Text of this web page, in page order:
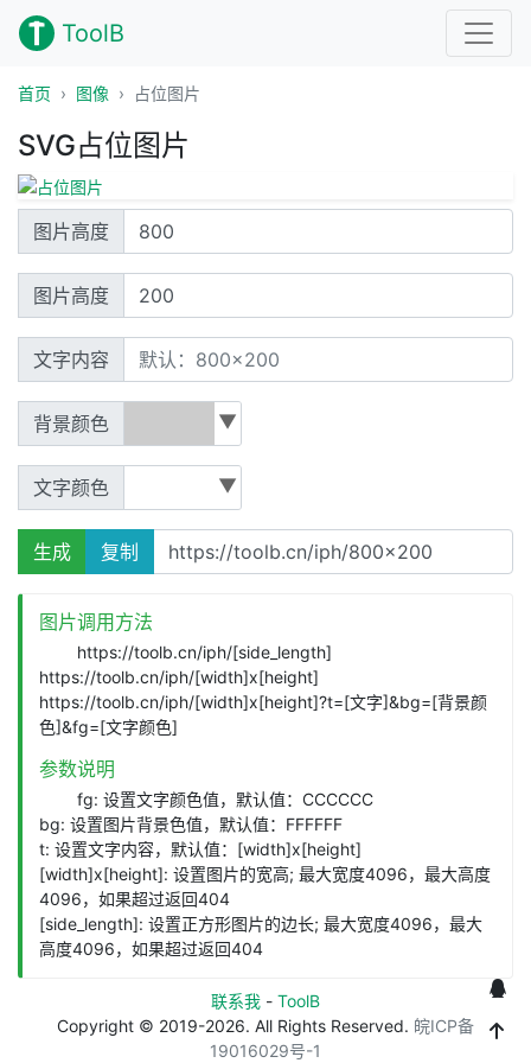
ToolB
首页 图像 占位图片
SVG占位图片
图片高度
图片高度
图片高度
图片高度
文字内容
文字内容
背景颜色
背景颜色 ▼
文字颜色
文字颜色 ▼
占位图片
生成 复制
图片调用方法
https://toolb.cn/iph/[side_length]
https://toolb.cn/iph/[width]x[height]
https://toolb.cn/iph/[width]x[height]?t=[文字]&bg=[背景颜
色]&fg=[文字颜色]
参数说明
fg: 设置文字颜色值，默认值：CCCCCC
bg: 设置图片背景色值，默认值：FFFFFF
t: 设置文字内容，默认值：[width]x[height]
[width]x[height]: 设置图片的宽高; 最大宽度4096，最大高度
4096，如果超过返回404
[side_length]: 设置正方形图片的边长; 最大宽度4096，最大
高度4096，如果超过返回404
联系我 - ToolB
Copyright © 2019-2026. All Rights Reserved. 皖ICP备
19016029号-1